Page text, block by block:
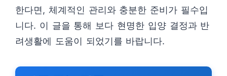
한다면, 체계적인 관리와 충분한 준비가 필수입
니다. 이 글을 통해 보다 현명한 입양 결정과 반
려생활에 도움이 되었기를 바랍니다.